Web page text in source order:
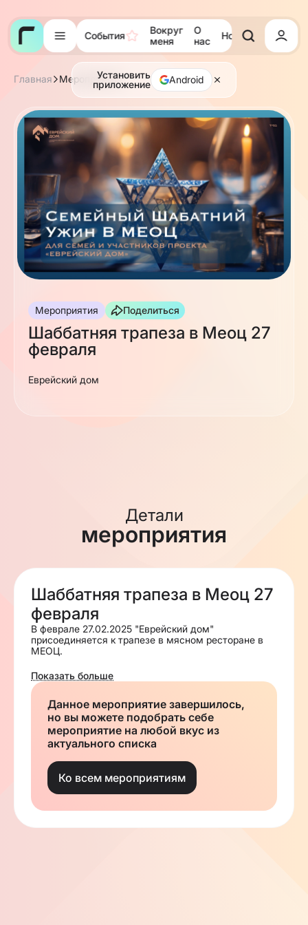
События
Вокруг
меня
О
нас
Новости Тора
Установить
приложение
Android
Главная Мероприятия
Мероприятия Поделиться
Шаббатняя трапеза в Меоц 27
февраля
Еврейский дом
Детали
мероприятия
Шаббатняя трапеза в Меоц 27
февраля
В феврале 27.02.2025 "Еврейский дом"
присоединяется к трапезе в мясном ресторане в
МЕОЦ.
Стоимость на одну персону - 2500 рублей.
Чтобы зарегистрироваться на трапезу, нажмите на
кнопку "регистрация".
Далее с вами свяжется наш менеджер для
продолжения регистрации оплаты.
Шаббат шалом!
Показать больше
Данное мероприятие завершилось,
но вы можете подобрать себе
мероприятие на любой вкус из
актуального списка
Ко всем мероприятиям